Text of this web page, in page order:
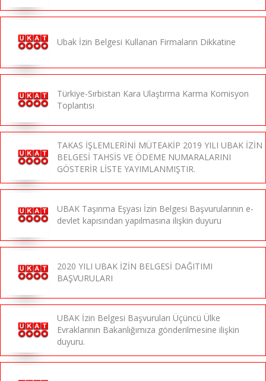
Ubak İzin Belgesi Kullanan Firmaların Dikkatine
Türkiye-Sırbistan Kara Ulaştırma Karma Komisyon
Toplantısı
TAKAS İŞLEMLERİNİ MÜTEAKİP 2019 YILI UBAK İZİN
BELGESİ TAHSİS VE ÖDEME NUMARALARINI
GÖSTERİR LİSTE YAYIMLANMIŞTIR.
UBAK Taşınma Eşyası İzin Belgesi Başvurularının e-
devlet kapısından yapılmasına ilişkin duyuru
2020 YILI UBAK İZİN BELGESİ DAĞITIMI
BAŞVURULARI
UBAK İzin Belgesi Başvuruları Üçüncü Ülke
Evraklarının Bakanlığımıza gönderilmesine ilişkin
duyuru.